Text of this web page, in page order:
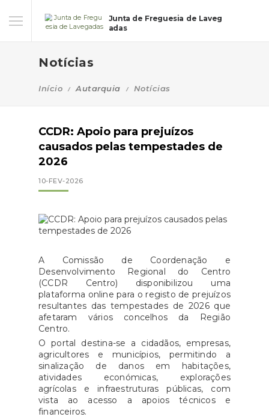
Junta de Freguesia de Laveg
adas
Notícias
Início Autarquia Notícias
CCDR: Apoio para prejuízos
causados pelas tempestades de
2026
10-FEV-2026
A Comissão de Coordenação e
Desenvolvimento Regional do Centro
(CCDR Centro) disponibilizou uma
plataforma online para o registo de prejuízos
resultantes das tempestades de 2026 que
afetaram vários concelhos da Região
Centro.
O portal destina-se a cidadãos, empresas,
agricultores e municípios, permitindo a
sinalização de danos em habitações,
atividades económicas, explorações
agrícolas e infraestruturas públicas, com
vista ao acesso a apoios técnicos e
financeiros.